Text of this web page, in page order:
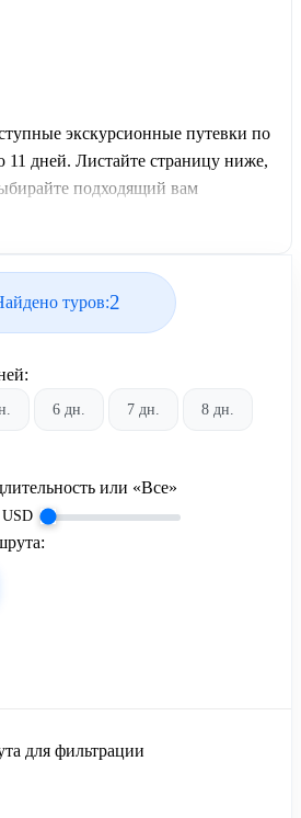
экскурсионные путевки по
11 дней. Листайте страницу ниже,
подходящий вам
туров:2
6 дн. 7 дн. 8 дн.
или «Все»
USD
для фильтрации